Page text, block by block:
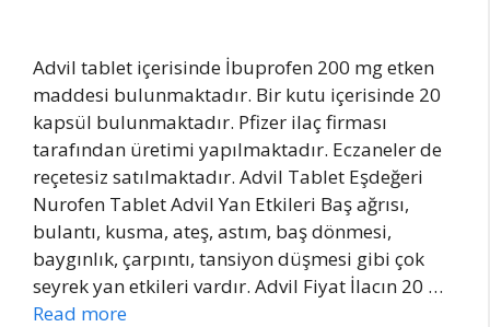
Advil tablet içerisinde İbuprofen 200 mg etken
maddesi bulunmaktadır. Bir kutu içerisinde 20
kapsül bulunmaktadır. Pfizer ilaç firması
tarafından üretimi yapılmaktadır. Eczaneler de
reçetesiz satılmaktadır. Advil Tablet Eşdeğeri
Nurofen Tablet Advil Yan Etkileri Baş ağrısı,
bulantı, kusma, ateş, astım, baş dönmesi,
baygınlık, çarpıntı, tansiyon düşmesi gibi çok
seyrek yan etkileri vardır. Advil Fiyat İlacın 20 …
Read more